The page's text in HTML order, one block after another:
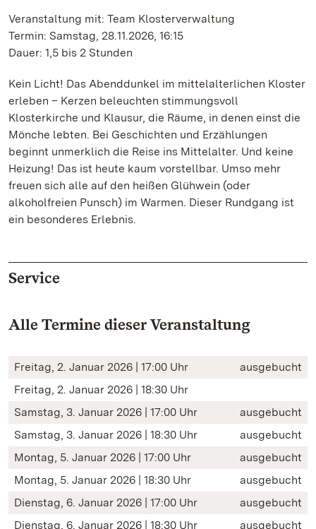
Veranstaltung mit: Team Klosterverwaltung
Termin: Samstag, 28.11.2026, 16:15
Dauer: 1,5 bis 2 Stunden
Kein Licht! Das Abenddunkel im mittelalterlichen Kloster
erleben – Kerzen beleuchten stimmungsvoll
Klosterkirche und Klausur, die Räume, in denen einst die
Mönche lebten. Bei Geschichten und Erzählungen
beginnt unmerklich die Reise ins Mittelalter. Und keine
Heizung! Das ist heute kaum vorstellbar. Umso mehr
freuen sich alle auf den heißen Glühwein (oder
alkoholfreien Punsch) im Warmen. Dieser Rundgang ist
ein besonderes Erlebnis.
Service
Alle Termine dieser Veranstaltung
Freitag, 2. Januar 2026 | 17:00 Uhr
ausgebucht
Freitag, 2. Januar 2026 | 18:30 Uhr
Samstag, 3. Januar 2026 | 17:00 Uhr
ausgebucht
Samstag, 3. Januar 2026 | 18:30 Uhr
ausgebucht
Montag, 5. Januar 2026 | 17:00 Uhr
ausgebucht
Montag, 5. Januar 2026 | 18:30 Uhr
ausgebucht
Dienstag, 6. Januar 2026 | 17:00 Uhr
ausgebucht
Dienstag, 6. Januar 2026 | 18:30 Uhr
ausgebucht